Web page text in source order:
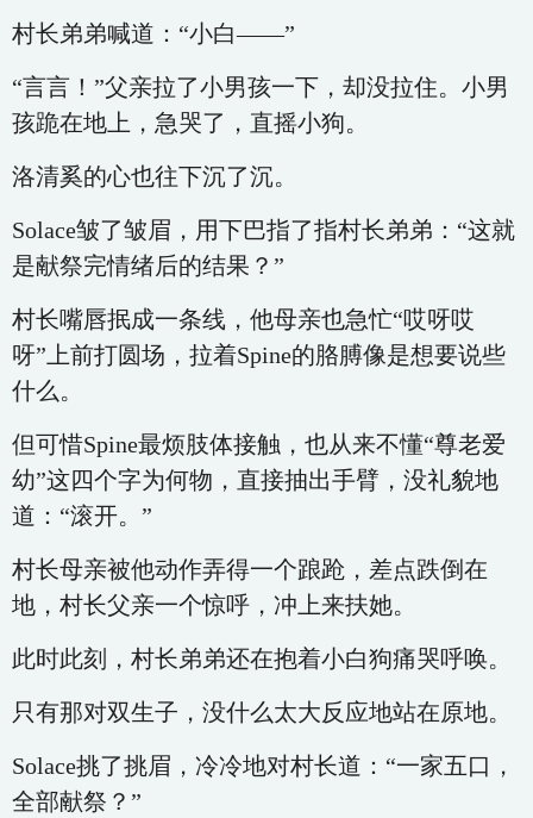
村长弟弟喊道：“小白——”
“言言！”父亲拉了小男孩一下，却没拉住。小男
孩跪在地上，急哭了，直摇小狗。
洛清奚的心也往下沉了沉。
Solace皱了皱眉，用下巴指了指村长弟弟：“这就
是献祭完情绪后的结果？”
村长嘴唇抿成一条线，他母亲也急忙“哎呀哎
呀”上前打圆场，拉着Spine的胳膊像是想要说些
什么。
但可惜Spine最烦肢体接触，也从来不懂“尊老爱
幼”这四个字为何物，直接抽出手臂，没礼貌地
道：“滚开。”
村长母亲被他动作弄得一个踉跄，差点跌倒在
地，村长父亲一个惊呼，冲上来扶她。
此时此刻，村长弟弟还在抱着小白狗痛哭呼唤。
只有那对双生子，没什么太大反应地站在原地。
Solace挑了挑眉，冷冷地对村长道：“一家五口，
全部献祭？”